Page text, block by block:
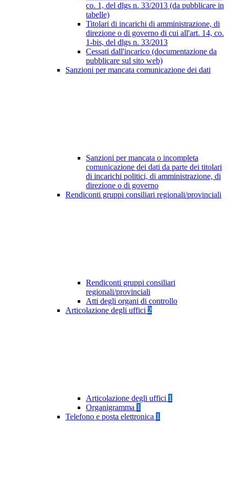
co. 1, del dlgs n. 33/2013 (da pubblicare in
tabelle)
Titolari di incarichi di amministrazione, di
direzione o di governo di cui all'art. 14, co.
1-bis, del dlgs n. 33/2013
Cessati dall'incarico (documentazione da
pubblicare sul sito web)
Sanzioni per mancata comunicazione dei dati
Sanzioni per mancata o incompleta
comunicazione dei dati da parte dei titolari
di incarichi politici, di amministrazione, di
direzione o di governo
Rendiconti gruppi consiliari regionali/provinciali
Rendiconti gruppi consiliari
regionali/provinciali
Atti degli organi di controllo
Articolazione degli uffici 2
Articolazione degli uffici 1
Organigramma 1
Telefono e posta elettronica 1